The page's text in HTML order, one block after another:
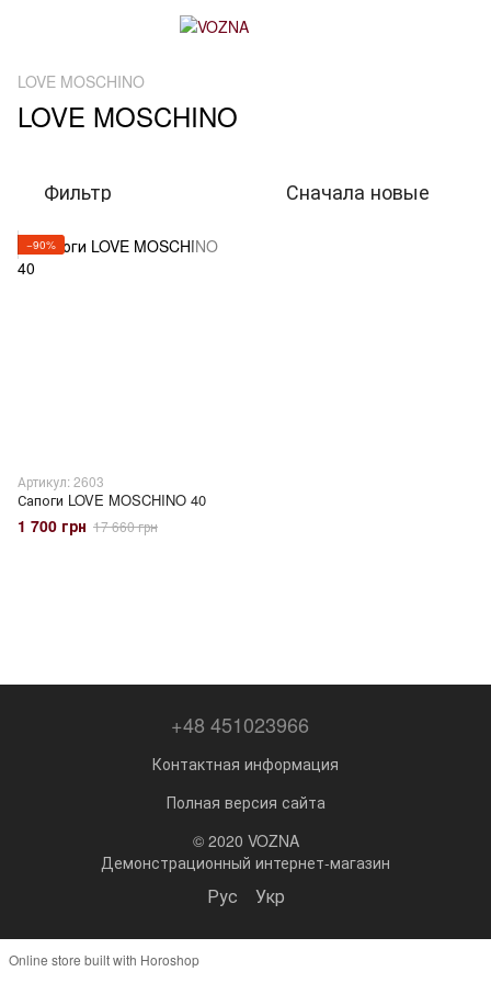
LOVE MOSCHINO
LOVE MOSCHINO
Фильтр Сначала новые
−90%
Артикул: 2603
Сапоги LOVE MOSCHINO 40
1 700 грн 17 660 грн
+48 451023966
Контактная информация
Полная версия сайта
© 2020 VOZNA
Демонстрационный интернет-магазин
Рус Укр
Online store built with Horoshop